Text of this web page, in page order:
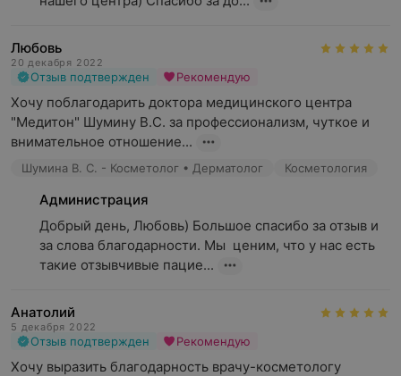
Любовь
20 декабря 2022
Отзыв подтвержден Рекомендую
Хочу поблагодарить доктора медицинского центра
"Медитон" Шумину В.С. за профессионализм, чуткое и
внимательное отношение...
Шумина В. С. - Косметолог • Дерматолог Косметология
Администрация
Добрый день, Любовь) Большое спасибо за отзыв и
за слова благодарности. Мы  ценим, что у нас есть
такие отзывчивые пацие...
Анатолий
5 декабря 2022
Отзыв подтвержден Рекомендую
Хочу выразить благодарность врачу-косметологу